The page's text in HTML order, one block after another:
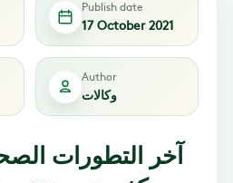
Publish date
17 October 2021
Author
وكالات
آخر التطورات